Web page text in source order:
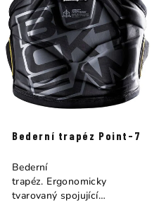
Bederní trapéz Point-7
Bederní
trapéz. Ergonomicky
tvarovaný spojující